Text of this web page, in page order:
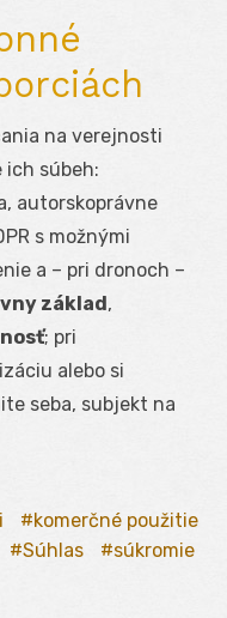
na verejnosti
ich súbeh:
autorskoprávne
s možnými
a – pri dronoch –
základ ,
; pri
alebo si
seba, subjekt na
komerčné použitie
Súhlas
súkromie